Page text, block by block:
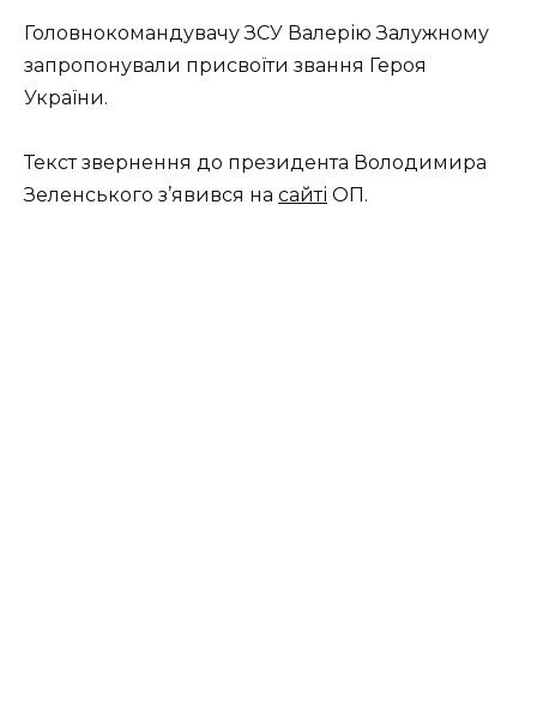
Головнокомандувачу ЗСУ Валерію Залужному
запропонували присвоїти звання Героя
України.
Текст звернення до президента Володимира
Зеленського з’явився на сайті ОП.